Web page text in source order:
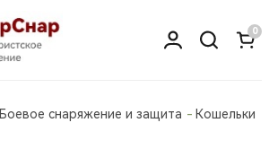
0
Боевое снаряжение и защита Кошельки